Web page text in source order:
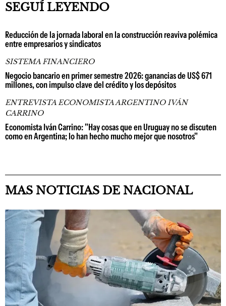
SEGUÍ LEYENDO
Reducción de la jornada laboral en la construcción reaviva polémica
entre empresarios y sindicatos
SISTEMA FINANCIERO
Negocio bancario en primer semestre 2026: ganancias de US$ 671
millones, con impulso clave del crédito y los depósitos
ENTREVISTA ECONOMISTA ARGENTINO IVÁN
CARRINO
Economista Iván Carrino: "Hay cosas que en Uruguay no se discuten
como en Argentina; lo han hecho mucho mejor que nosotros"
MAS NOTICIAS DE NACIONAL